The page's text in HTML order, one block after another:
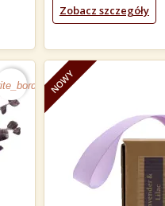
Zobacz szczegóły
NOWY